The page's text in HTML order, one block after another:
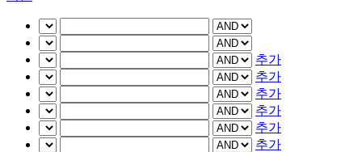
추가
추가
추가
추가
추가
추가